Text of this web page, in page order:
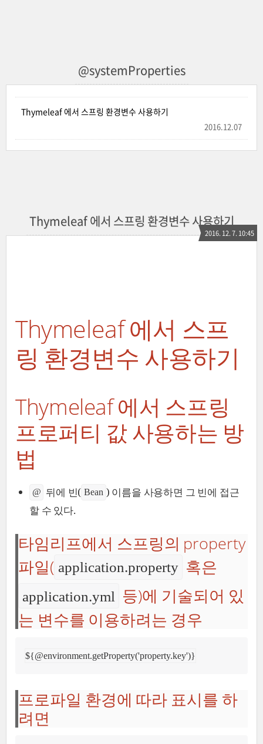
@systemProperties
Thymeleaf 에서 스프링 환경변수 사용하기
2016.12.07
Thymeleaf 에서 스프링 환경변수 사용하기
2016. 12. 7. 10:45
Thymeleaf 에서 스프
링 환경변수 사용하기
Thymeleaf 에서 스프링
프로퍼티 값 사용하는 방
법
@ 뒤에 빈( Bean ) 이름을 사용하면 그 빈에 접근
할 수 있다.
타임리프에서 스프링의 property
파일( application.property 혹은
application.yml 등)에 기술되어 있
는 변수를 이용하려는 경우
${@environment.getProperty('property.key')}
프로파일 환경에 따라 표시를 하
려면